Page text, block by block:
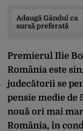
Adaugă Gândul ca
sursă preferată
Premierul Ilie
România este
judecătorii se
pensie medie de
nouă ori mai
România, în